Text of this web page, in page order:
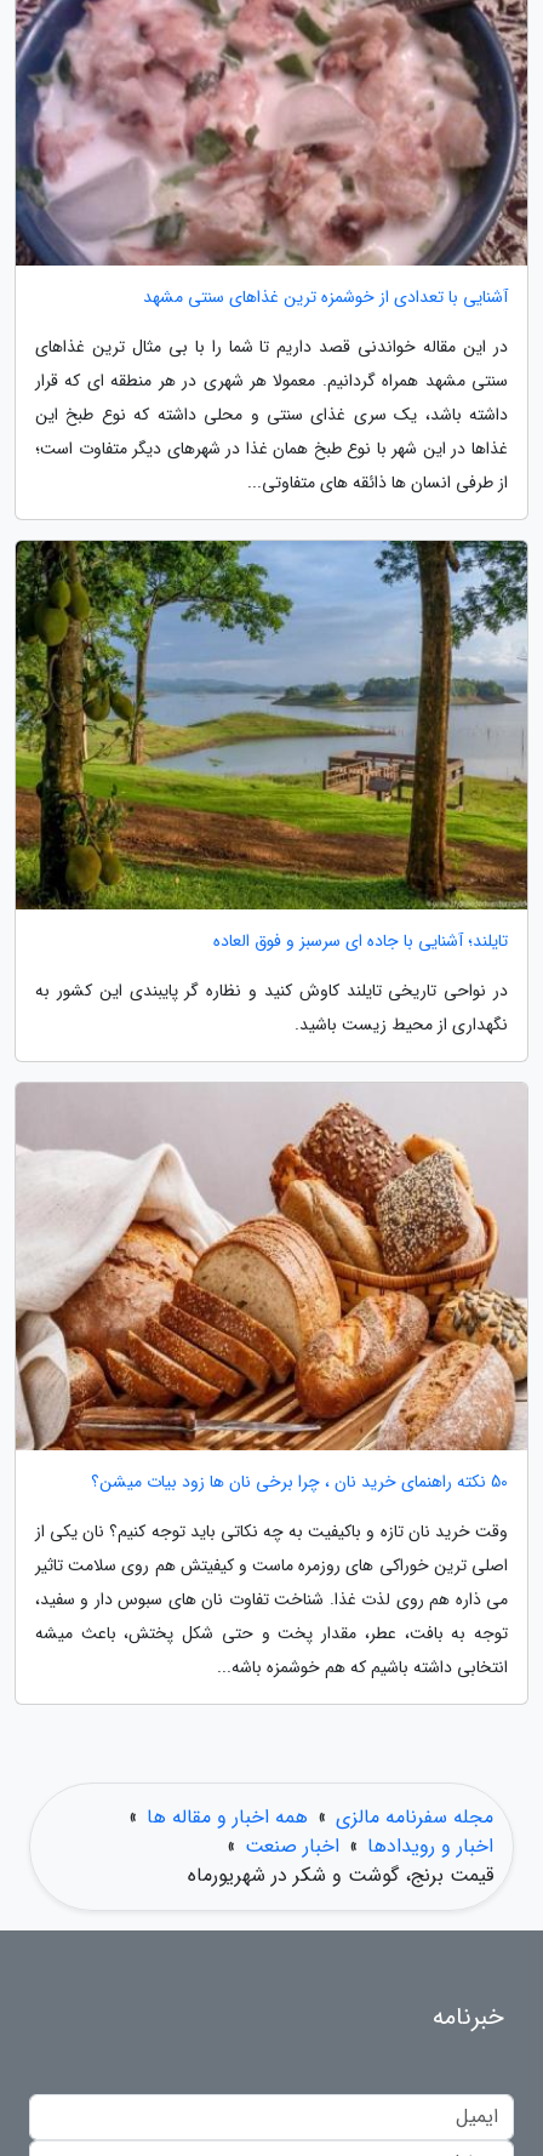
آشنایی با تعدادی از خوشمزه ترین غذاهای سنتی مشهد
در این مقاله خواندنی قصد داریم تا شما را با بی مثال ترین غذاهای
سنتی مشهد همراه گردانیم. معمولا هر شهری در هر منطقه ای که قرار
داشته باشد، یک سری غذای سنتی و محلی داشته که نوع طبخ این
غذاها در این شهر با نوع طبخ همان غذا در شهرهای دیگر متفاوت است؛
از طرفی انسان ها ذائقه های متفاوتی...
تایلند؛ آشنایی با جاده ای سرسبز و فوق العاده
در نواحی تاریخی تایلند کاوش کنید و نظاره گر پایبندی این کشور به
نگهداری از محیط زیست باشید.
50 نکته راهنمای خرید نان ، چرا برخی نان ها زود بیات میشن؟
وقت خرید نان تازه و باکیفیت به چه نکاتی باید توجه کنیم؟ نان یکی از
اصلی ترین خوراکی های روزمره ماست و کیفیتش هم روی سلامت تاثیر
می ذاره هم روی لذت غذا. شناخت تفاوت نان های سبوس دار و سفید،
توجه به بافت، عطر، مقدار پخت و حتی شکل پختش، باعث میشه
انتخابی داشته باشیم که هم خوشمزه باشه...
مجله سفرنامه مالزی » همه اخبار و مقاله ها »
اخبار و رویدادها » اخبار صنعت »
قیمت برنج، گوشت و شکر در شهریورماه
خبرنامه